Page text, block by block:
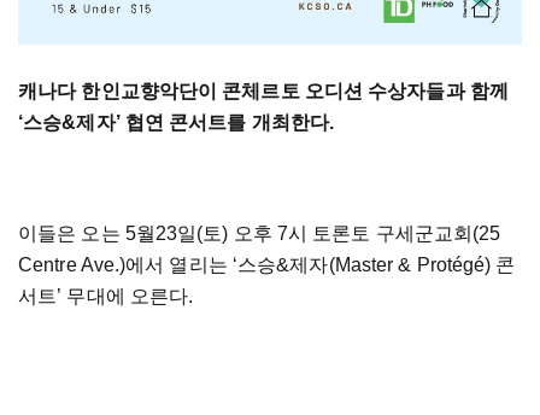
캐나다 한인교향악단이 콘체르토 오디션 수상자들과 함께
‘스승&제자’ 협연 콘서트를 개최한다.
이들은 오는 5월23일(토) 오후 7시 토론토 구세군교회(25
Centre Ave.)에서 열리는 ‘스승&제자(Master & Protégé) 콘
서트’ 무대에 오른다.